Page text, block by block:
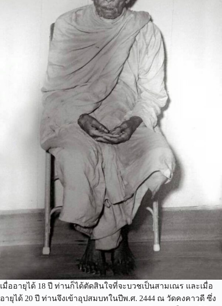
เมื่ออายุได้ 18 ปี ท่านก็ได้ตัดสินใจที่จะบวชเป็นสามเณร และเมื่อ
อายุได้ 20 ปี ท่านจึงเข้าอุปสมบทในปีพ.ศ. 2444 ณ วัดคงคาวดี ซึ่ง